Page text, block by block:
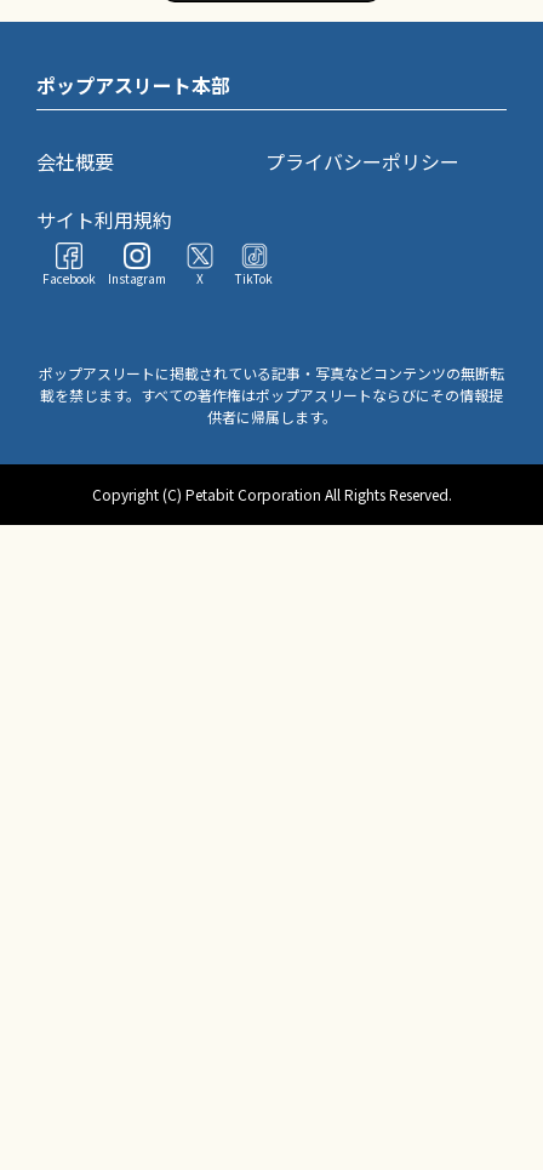
ポップアスリート本部
会社概要
プライバシーポリシー
サイト利用規約
Facebook Instagram X TikTok
ポップアスリートに掲載されている記事・写真などコンテンツの無断転
載を禁じます。すべての著作権はポップアスリートならびにその情報提
供者に帰属します。
Copyright (C) Petabit Corporation All Rights Reserved.